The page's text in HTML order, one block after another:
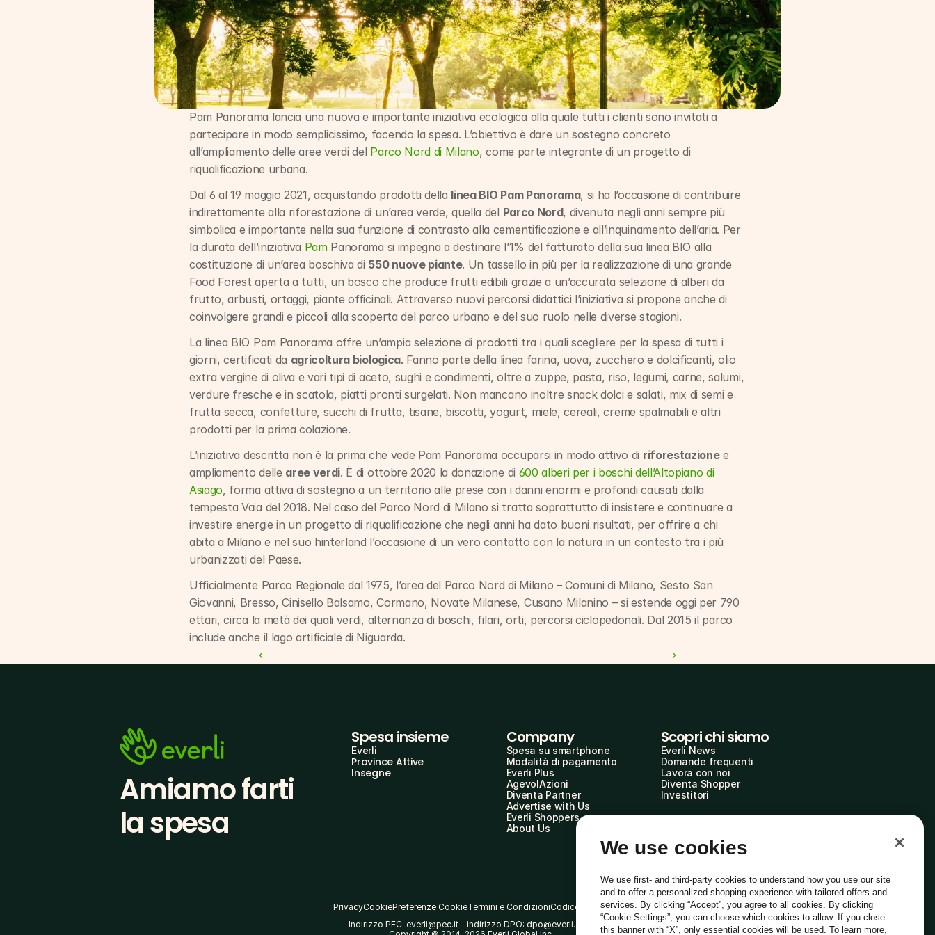
Pam Panorama lancia una nuova e importante iniziativa ecologica alla quale tutti i clienti sono invitati a
partecipare in modo semplicissimo, facendo la spesa. L’obiettivo è dare un sostegno concreto
all’ampliamento delle aree verdi del Parco Nord di Milano, come parte integrante di un progetto di
riqualificazione urbana.
Dal 6 al 19 maggio 2021, acquistando prodotti della linea BIO Pam Panorama, si ha l’occasione di contribuire
indirettamente alla riforestazione di un’area verde, quella del Parco Nord, divenuta negli anni sempre più
simbolica e importante nella sua funzione di contrasto alla cementificazione e all’inquinamento dell’aria. Per
la durata dell’iniziativa Pam Panorama si impegna a destinare l’1% del fatturato della sua linea BIO alla
costituzione di un’area boschiva di 550 nuove piante. Un tassello in più per la realizzazione di una grande
Food Forest aperta a tutti, un bosco che produce frutti edibili grazie a un’accurata selezione di alberi da
frutto, arbusti, ortaggi, piante officinali. Attraverso nuovi percorsi didattici l’iniziativa si propone anche di
coinvolgere grandi e piccoli alla scoperta del parco urbano e del suo ruolo nelle diverse stagioni.
La linea BIO Pam Panorama offre un’ampia selezione di prodotti tra i quali scegliere per la spesa di tutti i
giorni, certificati da agricoltura biologica. Fanno parte della linea farina, uova, zucchero e dolcificanti, olio
extra vergine di oliva e vari tipi di aceto, sughi e condimenti, oltre a zuppe, pasta, riso, legumi, carne, salumi,
verdure fresche e in scatola, piatti pronti surgelati. Non mancano inoltre snack dolci e salati, mix di semi e
frutta secca, confetture, succhi di frutta, tisane, biscotti, yogurt, miele, cereali, creme spalmabili e altri
prodotti per la prima colazione.
L’iniziativa descritta non è la prima che vede Pam Panorama occuparsi in modo attivo di riforestazione e
ampliamento delle aree verdi. È di ottobre 2020 la donazione di 600 alberi per i boschi dell’Altopiano di
Asiago, forma attiva di sostegno a un territorio alle prese con i danni enormi e profondi causati dalla
tempesta Vaia del 2018. Nel caso del Parco Nord di Milano si tratta soprattutto di insistere e continuare a
investire energie in un progetto di riqualificazione che negli anni ha dato buoni risultati, per offrire a chi
abita a Milano e nel suo hinterland l’occasione di un vero contatto con la natura in un contesto tra i più
urbanizzati del Paese.
Ufficialmente Parco Regionale dal 1975, l’area del Parco Nord di Milano – Comuni di Milano, Sesto San
Giovanni, Bresso, Cinisello Balsamo, Cormano, Novate Milanese, Cusano Milanino – si estende oggi per 790
ettari, circa la metà dei quali verdi, alternanza di boschi, filari, orti, percorsi ciclopedonali. Dal 2015 il parco
include anche il lago artificiale di Niguarda.
‹
›
Amiamo farti
la spesa
Spesa insieme
Everli
Province Attive
Insegne
Company
Spesa su smartphone
Modalità di pagamento
Everli Plus
AgevolAzioni
Diventa Partner
Advertise with Us
Everli Shoppers
About Us
Scopri chi siamo
Everli News
Domande frequenti
Lavora con noi
Diventa Shopper
Investitori
PrivacyCookiePreferenze CookieTermini e CondizioniCodice Etico
Indirizzo PEC: everli@pec.it - indirizzo DPO: dpo@everli.com
Italiano
We use cookies
We use first- and third-party cookies to understand how you use our site
and to offer a personalized shopping experience with tailored offers and
services. By clicking “Accept”, you agree to all cookies. By clicking
“Cookie Settings”, you can choose which cookies to allow. If you close
this banner with “X”, only essential cookies will be used. To learn more,